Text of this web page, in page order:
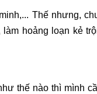
Thế nhưng,
hoảng loạn kẻ
thế nào thì mình